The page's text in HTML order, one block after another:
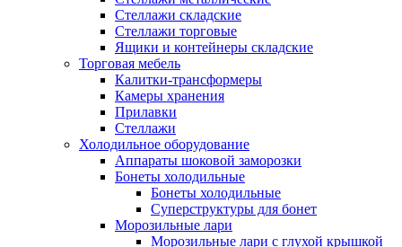
Стеллажи складские
Стеллажи торговые
Ящики и контейнеры складские
Торговая мебель
Калитки-трансформеры
Камеры хранения
Прилавки
Стеллажи
Холодильное оборудование
Аппараты шоковой заморозки
Бонеты холодильные
Бонеты холодильные
Суперструктуры для бонет
Морозильные лари
Морозильные лари с глухой крышкой